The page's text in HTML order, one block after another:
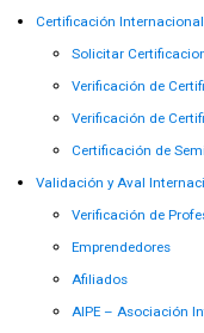
Certificación Internacional
Solicitar
Verificación de
Verificación de
Certificación de
Validación y Aval
Verificación de
Emprendedores
Afiliados
AIPE – Asociación